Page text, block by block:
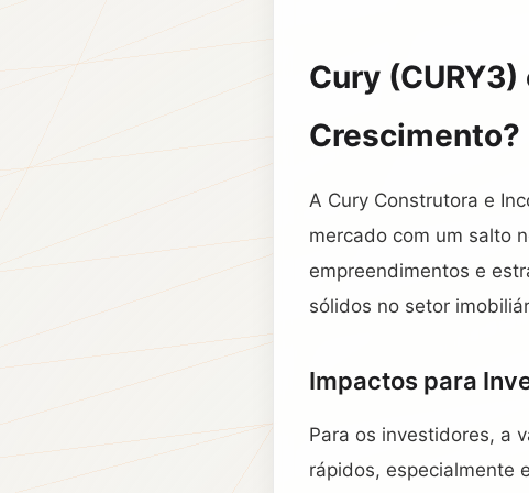
Cury
Crescimento?
A Cury Construtora e
mercado com um salto
empreendimentos e
sólidos no setor
Impactos para
Para os investidores, a
rápidos, especialmente